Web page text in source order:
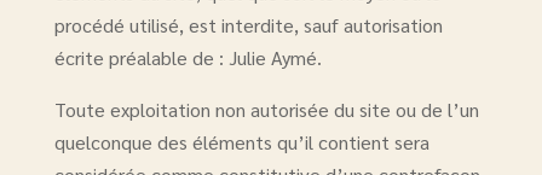
procédé utilisé, est interdite, sauf autorisation
écrite préalable de : Julie Aymé.
Toute exploitation non autorisée du site ou de l’un
quelconque des éléments qu’il contient sera